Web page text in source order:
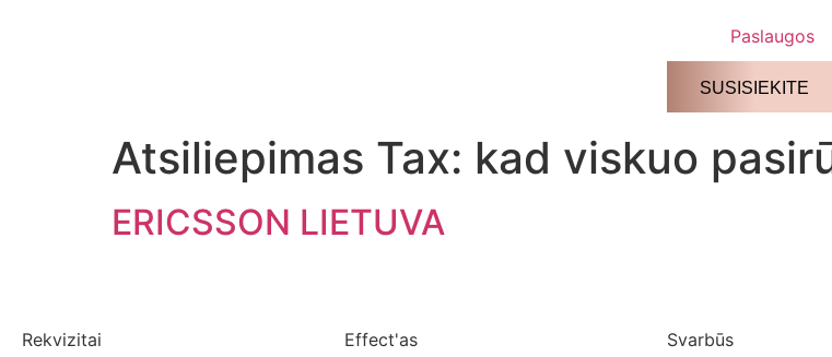
Paslaugos
SUSISIEKITE
Atsiliepimas Tax: kad viskuo
ERICSSON LIETUVA
Rekvizitai
Effect'as
Svarbūs